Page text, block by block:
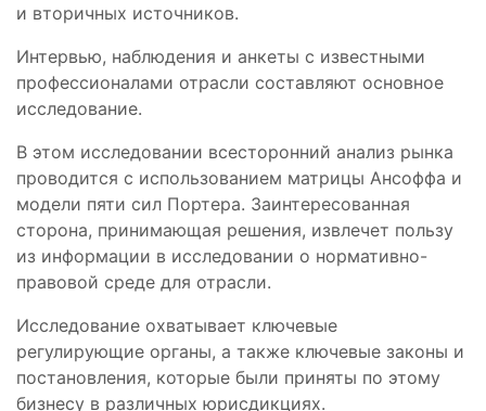
и вторичных источников.
Интервью, наблюдения и анкеты с известными
профессионалами отрасли составляют основное
исследование.
В этом исследовании всесторонний анализ рынка
проводится с использованием матрицы Ансоффа и
модели пяти сил Портера. Заинтересованная
сторона, принимающая решения, извлечет пользу
из информации в исследовании о нормативно-
правовой среде для отрасли.
Исследование охватывает ключевые
регулирующие органы, а также ключевые законы и
постановления, которые были приняты по этому
бизнесу в различных юрисдикциях.